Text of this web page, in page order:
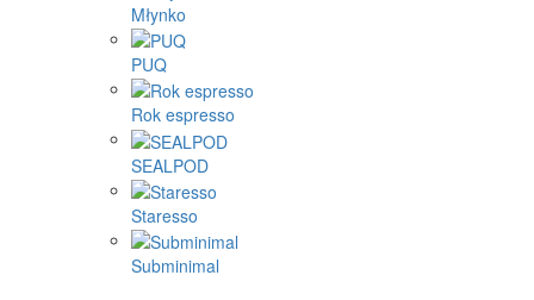
Młynko
PUQ
Rok espresso
SEALPOD
Staresso
Subminimal